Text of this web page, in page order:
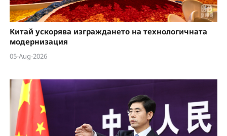
Китай ускорява изграждането на технологичната
модернизация
05-Aug-2026